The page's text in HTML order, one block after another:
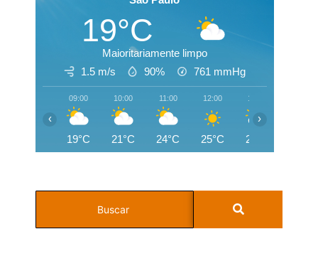
19°C
Maioritariamente limpo
1.5 m/s
90% 761 mmHg
09:00
19°C
10:00
21°C
11:00
24°C
12:00
25°C
13:00
26°C
‹ ›